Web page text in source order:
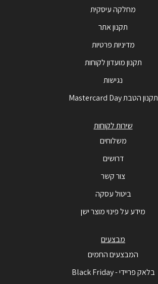
מחלקה עיסקית
תקנון אתר
מדיניות פרטיות
תקנון מועדון לקוחות
נגישות
תקנון הטבת Mastercard Day
שירות לקוחות
משלוחים
דרושים
צור קשר
ביטול עסקה
מידע על פינוי מוצר ישן
מבצעים
המבצעים החמים
בלאק פריידי - Black Friday